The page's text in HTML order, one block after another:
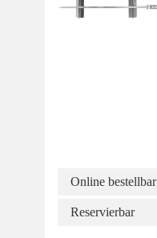
Online bestellbar
Reservierbar